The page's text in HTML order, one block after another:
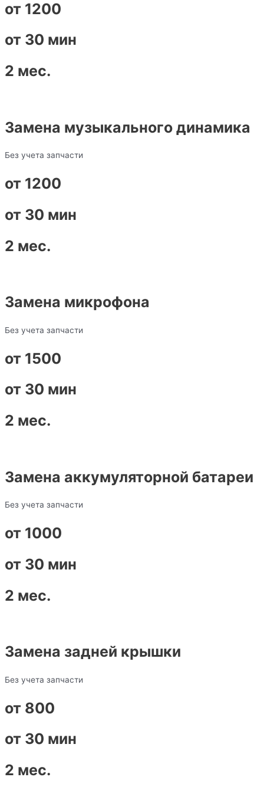
от 1200
от 30 мин
2 мес.
Замена музыкального динамика
Без учета запчасти
от 1200
от 30 мин
2 мес.
Замена микрофона
Без учета запчасти
от 1500
от 30 мин
2 мес.
Замена аккумуляторной батареи
Без учета запчасти
от 1000
от 30 мин
2 мес.
Замена задней крышки
Без учета запчасти
от 800
от 30 мин
2 мес.